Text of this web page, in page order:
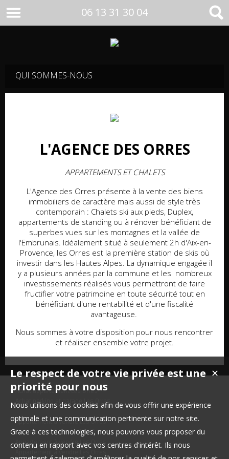
06 13 31 30 04
QUI SOMMES-NOUS
L'AGENCE DES ORRES
APPARTEMENTS ET CHALETS
L'Agence des Orres présente à la vente des biens
immobiliers de caractère mais aussi de style très
contemporain : Chalets ski aux pieds, Duplex,
appartements de standing ou à rénover bénéficiant de
superbes vues sur les montagnes et la vallée de
l'Embrunais. Idéalement situé à seulement 2h d'Aix-en-
Provence, les Orres est la première station de skis où
investir dans les Hautes Alpes. La dynamique engagée il
y a plusieurs années par la commune et les nombreux
investissements réalisés vous permettront de faire
fructifier votre patrimoine en toute sécurité tout en
bénéficiant d'une rentabilité et d'une fiscalité
avantageuse.
Nous sommes à votre disposition pour nous rencontrer
et réaliser ensemble votre projet.
Achat appartement Les Orres
Achat parking et garage Les Orres
Appartement à vendre Les Orres
Appartement à vendre Les Orres
Appartement à vendre Les Orres
Appartement à vendre Les Orres
✕
Le respect de votre vie privée est une
priorité pour nous
Nous utilisons des cookies afin de vous offrir une expérience
optimale et une communication pertinente sur notre site.
Grace à ces technologies, nous pouvons vous proposer du
contenu en rapport avec vos centres d'intérêt. Ils nous